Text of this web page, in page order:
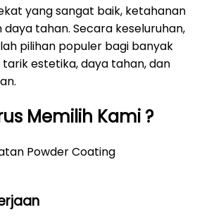
yang sangat baik, ketahanan
tahan. Secara keseluruhan,
pilihan populer bagi banyak
estetika, daya tahan, dan
Memilih Kami ?